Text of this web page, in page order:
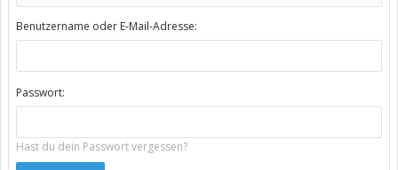
Benutzername oder E-Mail-Adresse:
Passwort:
Hast du dein Passwort vergessen?